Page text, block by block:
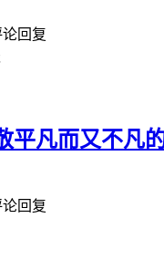
论回复
平凡而又不凡
论回复